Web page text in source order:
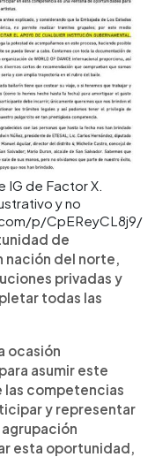
de Factor X.
y no
p/CpEReyCL8j9/
de
nación del norte,
privadas y
todas las
ocasión
asumir este
las competencias
y representar
esta oportunidad,